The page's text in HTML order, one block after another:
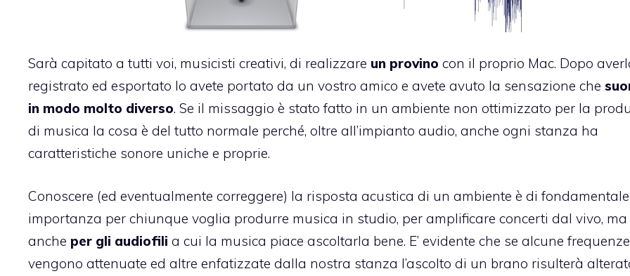
Sarà capitato a tutti voi, musicisti creativi, di realizzare un provino con il proprio Mac. Dopo
registrato ed esportato lo avete portato da un vostro amico e avete avuto la sensazione che
in modo molto diverso. Se il missaggio è stato fatto in un ambiente non ottimizzato per la
di musica la cosa è del tutto normale perché, oltre all’impianto audio, anche ogni stanza ha
caratteristiche sonore uniche e proprie.
Conoscere (ed eventualmente correggere) la risposta acustica di un ambiente è di fondamentale
importanza per chiunque voglia produrre musica in studio, per amplificare concerti dal vivo, ma
anche per gli audiofili a cui la musica piace ascoltarla bene. E’ evidente che se alcune frequenze
vengono attenuate ed altre enfatizzate dalla nostra stanza l’ascolto di un brano risulterà